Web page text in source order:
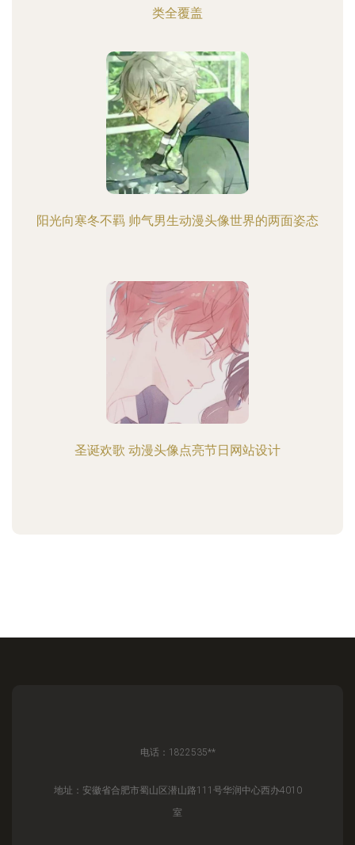
类全覆盖
阳光向寒冬不羁 帅气男生动漫头像世界的两面姿态
圣诞欢歌 动漫头像点亮节日网站设计
电话：1822535**
地址：安徽省合肥市蜀山区潜山路111号华润中心西办4010
室